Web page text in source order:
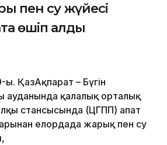
пен су жүйесі
өшіп қалды
ы. ҚазАқпарат – Бүгін
ауданында қалалық орталық
стансысында (ЦГПП) апат
елордада жарық пен су